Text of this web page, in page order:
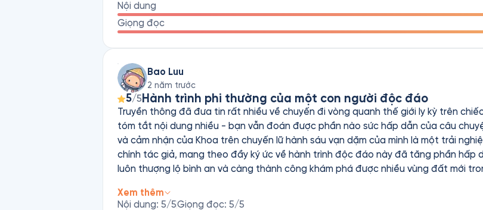
Nội dung
Giọng đọc
Bao Luu
2 năm trước
5/5 Hành trình phi thường của một con người độc đáo
Truyền thông đã đưa tin rất nhiều về chuyến đi vòng quanh thế giới ly kỳ trên
tóm tắt nội dung nhiều - bạn vẫn đoán được phần nào sức hấp dẫn của câu
và cảm nhận của Khoa trên chuyến lữ hành sáu vạn dặm của mình là một trải
chính tác giả, mang theo đầy ký ức về hành trình độc đáo này đã tăng phần hấp dẫn
luôn thượng lộ bình an và càng thành công khám phá được nhiều vùng đất mới
Xem thêm
Nội dung: 5/5Giọng đọc: 5/5